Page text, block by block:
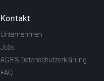
Kontakt
Unternehmen
Jobs
AGB & Datenschutzerklärung
FAQ